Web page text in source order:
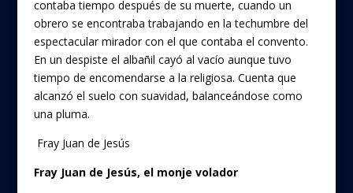
contaba tiempo después de su muerte, cuando un
obrero se encontraba trabajando en la techumbre del
espectacular mirador con el que contaba el convento.
En un despiste el albañil cayó al vacío aunque tuvo
tiempo de encomendarse a la religiosa. Cuenta que
alcanzó el suelo con suavidad, balanceándose como
una pluma.
Fray Juan de Jesús
Fray Juan de Jesús, el monje volador